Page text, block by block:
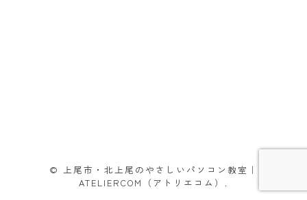
© 上尾市・北上尾のやさしいパソコン教室｜
ATELIERCOM（アトリエコム）.